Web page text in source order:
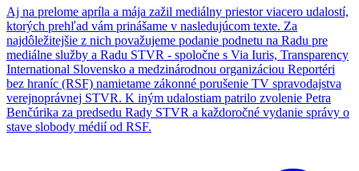
Aj na prelome apríla a mája zažil mediálny priestor viacero udalostí,
ktorých prehľad vám prinášame v nasledujúcom texte. Za
najdôležitejšie z nich považujeme podanie podnetu na Radu pre
mediálne služby a Radu STVR - spoločne s Via Iuris, Transparency
International Slovensko a medzinárodnou organizáciou Reportéri
bez hraníc (RSF) namietame zákonné porušenie TV spravodajstva
verejnoprávnej STVR. K iným udalostiam patrilo zvolenie Petra
Benčúrika za predsedu Rady STVR a každoročné vydanie správy o
stave slobody médií od RSF.